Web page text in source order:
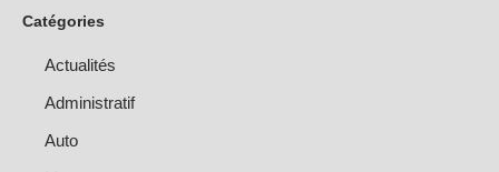
Catégories
Actualités
Administratif
Auto